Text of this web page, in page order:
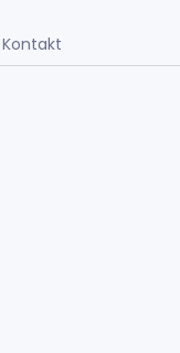
Kontakt